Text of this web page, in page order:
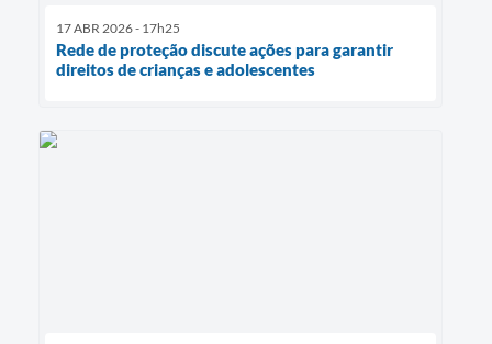
17 ABR 2026 - 17h25
Rede de proteção discute ações para garantir
direitos de crianças e adolescentes